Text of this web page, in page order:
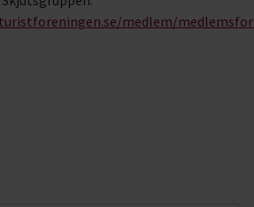
medlem/